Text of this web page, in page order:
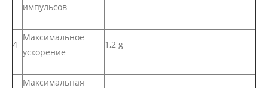
импульсов
4
Максимальное
ускорение
1,2 g
Максимальная